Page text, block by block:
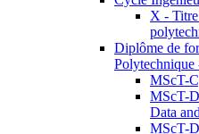
X -
Diplôme de
MScT-
MScT-
Data
MScT-